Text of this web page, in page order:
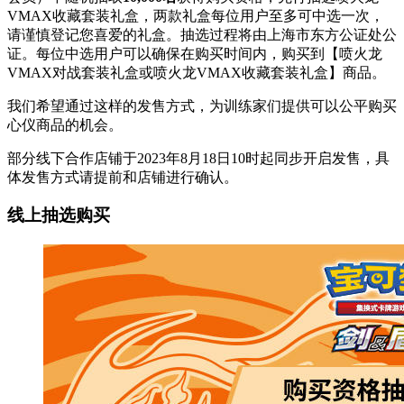
VMAX收藏套装礼盒，两款礼盒每位用户至多可中选一次，
请谨慎登记您喜爱的礼盒。抽选过程将由上海市东方公证处公
证。每位中选用户可以确保在购买时间内，购买到【喷火龙
VMAX对战套装礼盒或喷火龙VMAX收藏套装礼盒】商品。
我们希望通过这样的发售方式，为训练家们提供可以公平购买
心仪商品的机会。
部分线下合作店铺于2023年8月18日10时起同步开启发售，具
体发售方式请提前和店铺进行确认。
线上抽选购买